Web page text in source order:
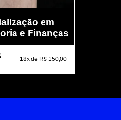
em
e Finanças
18x de R$ 150,00